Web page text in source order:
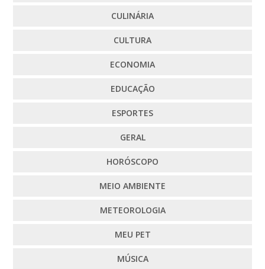
CULINÁRIA
CULTURA
ECONOMIA
EDUCAÇÃO
ESPORTES
GERAL
HORÓSCOPO
MEIO AMBIENTE
METEOROLOGIA
MEU PET
MÚSICA